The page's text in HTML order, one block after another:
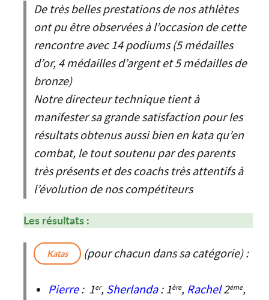
De très belles prestations de nos athlètes
ont pu être observées à l’occasion de cette
rencontre avec 14 podiums (5 médailles
d’or, 4 médailles d’argent et 5 médailles de
bronze)
Notre directeur technique tient à
manifester sa grande satisfaction pour les
résultats obtenus aussi bien en kata qu’en
combat, le tout soutenu par des parents
très présents et des coachs très attentifs à
l’évolution de nos compétiteurs
Les résultats :
Katas (pour chacun dans sa catégorie) :
Pierre: 1er, Sherlanda: 1ère, Rachel2ème,